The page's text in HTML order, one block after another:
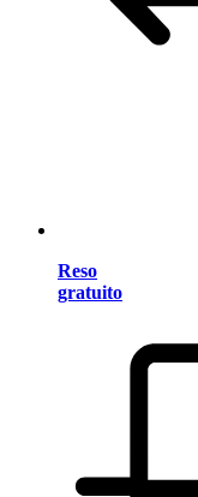
Reso
gratuito